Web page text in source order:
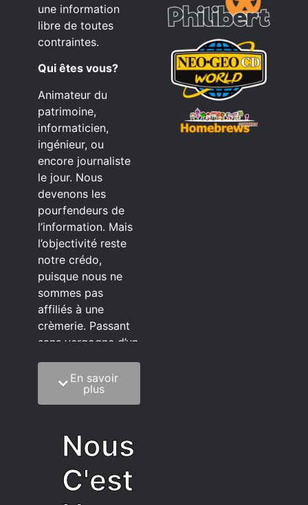
une information
libre de toutes
contraintes.
Qui êtes vous?
Animateur du
patrimoine,
informaticien,
ingénieur, ou
encore journaliste
le jour. Nous
devenons les
pourfendeurs de
l’information. Mais
l’objectivité reste
notre crédo,
puisque nous ne
sommes pas
affiliés à une
crèmerie. Passant
sans vergogne d’un
C’est quoi notre
méthode?
sagesse de la
vieillesse à une
grosse dose
d’autodérision. On
En savoir
plus
Nous
C'est